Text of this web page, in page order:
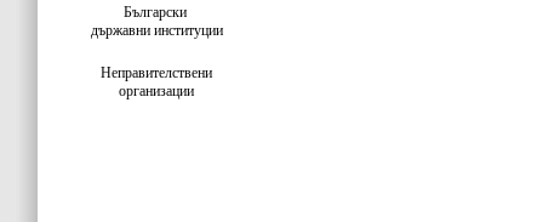
Български
държавни институции
Неправителствени
организации